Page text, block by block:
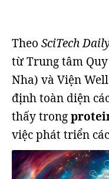
Theo SciTech
từ Trung tâm Quy
Nha) và Viện
định toàn diện
thấy trong
việc phát triển